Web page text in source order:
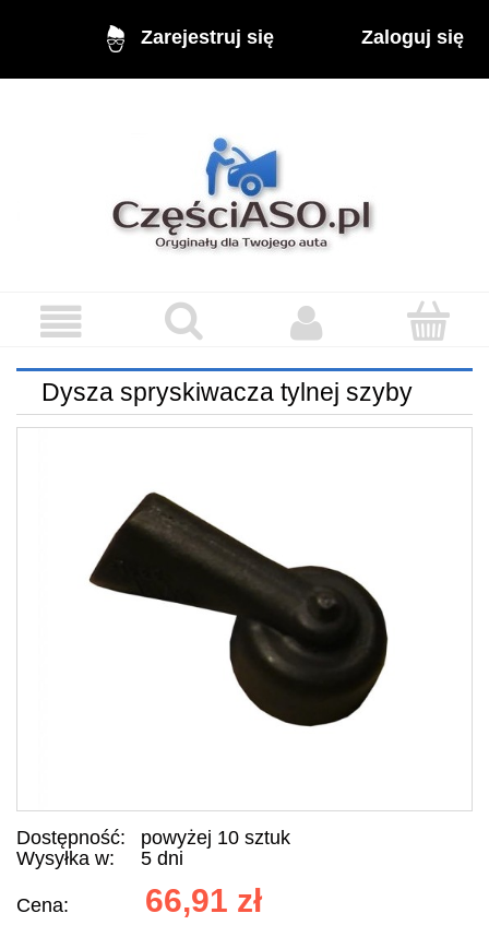
Zarejestruj się Zaloguj się
Dysza spryskiwacza tylnej szyby
Dostępność:
powyżej 10 sztuk
Wysyłka w:
5 dni
Cena: 66,91 zł